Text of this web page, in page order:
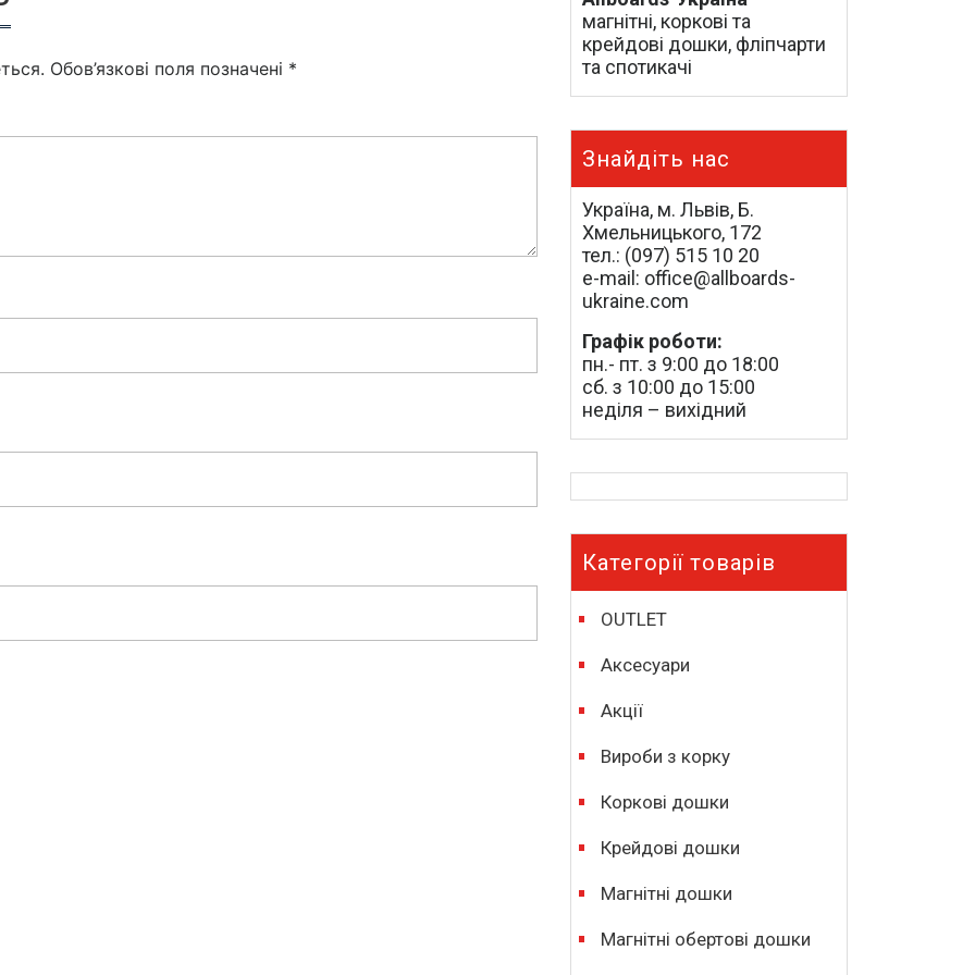
Обов’язкові поля позначені *
магнітні, коркові та
крейдові дошки, фліпчарти
та спотикачі
Знайдіть нас
Україна, м. Львів, Б.
Хмельницького, 172
тел.: (097) 515 10 20
e-mail: office@allboards-
ukraine.com
Графік роботи:
пн.- пт. з 9:00 до 18:00
сб. з 10:00 до 15:00
неділя – вихідний
Категорії товарів
OUTLET
Аксесуари
Акції
Вироби з корку
Коркові дошки
Крейдові дошки
Магнітні дошки
Магнітні обертові дошки